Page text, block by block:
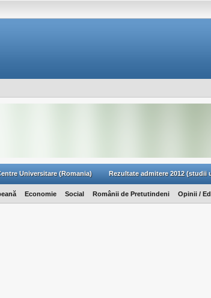
Universitare (Romania) Rezultate admitere 2012 (studii
Economie Social Românii de Pretutindeni Opinii /